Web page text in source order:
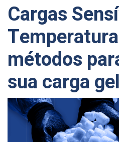
Cargas
métodos
sua carga